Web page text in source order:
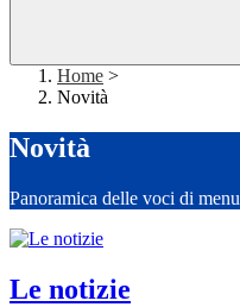
Home >
Novità
Novità
Panoramica delle voci di menu
Le notizie